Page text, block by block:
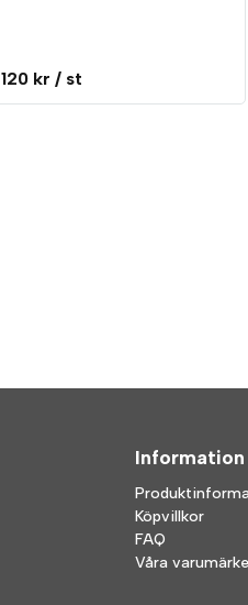
120 kr / st
Information
Köpvillkor
FAQ
Våra